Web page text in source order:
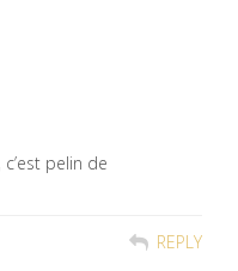
pelin de
REPLY